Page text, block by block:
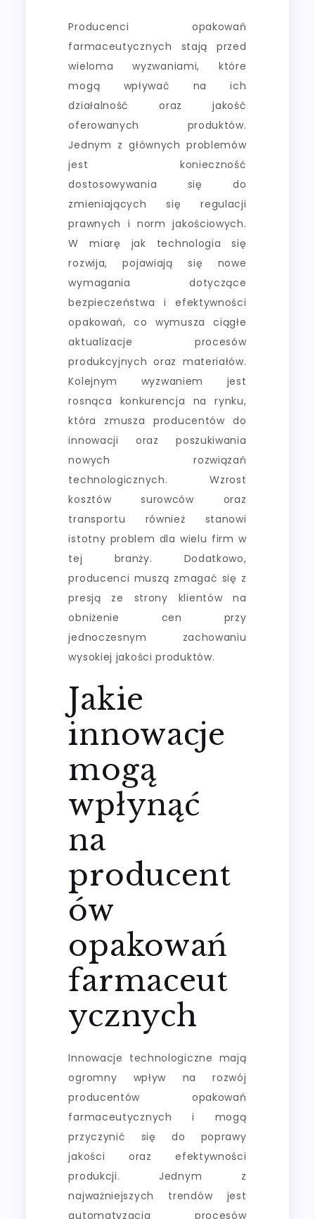
Producenci opakowań
farmaceutycznych stają przed
wieloma wyzwaniami, które
mogą wpływać na ich
działalność oraz jakość
oferowanych produktów.
Jednym z głównych problemów
jest konieczność
dostosowywania się do
zmieniających się regulacji
prawnych i norm jakościowych.
W miarę jak technologia się
rozwija, pojawiają się nowe
wymagania dotyczące
bezpieczeństwa i efektywności
opakowań, co wymusza ciągłe
aktualizacje procesów
produkcyjnych oraz materiałów.
Kolejnym wyzwaniem jest
rosnąca konkurencja na rynku,
która zmusza producentów do
innowacji oraz poszukiwania
nowych rozwiązań
technologicznych. Wzrost
kosztów surowców oraz
transportu również stanowi
istotny problem dla wielu firm w
tej branży. Dodatkowo,
producenci muszą zmagać się z
presją ze strony klientów na
obniżenie cen przy
jednoczesnym zachowaniu
wysokiej jakości produktów.
Jakie
innowacje
mogą
wpłynąć
na
producent
ów
opakowań
farmaceut
ycznych
Innowacje technologiczne mają
ogromny wpływ na rozwój
producentów opakowań
farmaceutycznych i mogą
przyczynić się do poprawy
jakości oraz efektywności
produkcji. Jednym z
najważniejszych trendów jest
automatyzacja procesów